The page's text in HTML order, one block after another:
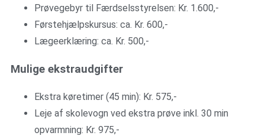
Prøvegebyr til Færdselsstyrelsen: Kr. 1.600,-
Førstehjælpskursus: ca. Kr. 600,-
Lægeerklæring: ca. Kr. 500,-
Mulige ekstraudgifter
Ekstra køretimer (45 min): Kr. 575,-
Leje af skolevogn ved ekstra prøve inkl. 30 min
opvarmning: Kr. 975,-